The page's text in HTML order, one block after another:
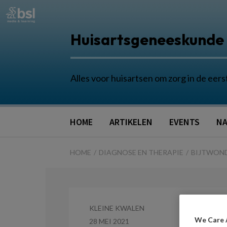
Huisartsgeneeskunde
Alles voor huisartsen om zorg in de
HOME ARTIKELEN EVENTS
HOME DIAGNOSE EN THERAPIE
KLEINE KWALEN
28 MEI 2021
We Care